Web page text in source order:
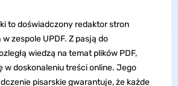
to doświadczony redaktor stron
zespole UPDF. Z pasją do
wiedzą na temat plików PDF,
w doskonaleniu treści online. Jego
pisarskie gwarantuje, że każde